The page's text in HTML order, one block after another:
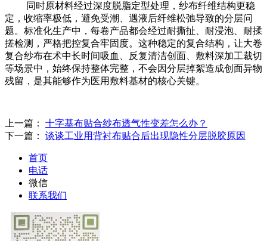
同时原材料经过深度脱脂定型处理，纱布纤维结构更稳
定，收缩率极低，避免受潮、遇液后纤维松弛导致的分层问
题。标准化生产中，每卷产品都会经过耐撕扯、耐浸泡、耐揉
搓检测，严格把控复合牢固度。这种稳定的复合结构，让大卷
复合纱布在术中长时间吸血、反复清洁创面、敷料深加工裁切
等场景中，始终保持整体完整，不会因分层掉絮造成创面异物
残留，是其能够作为医用敷料基材的核心关键。
上一篇： 十字基布贴合纱布透气性变差怎么办？
下一篇： 谈谈工业用背衬布贴合后出现隐性分层脱胶原因
首页
电话
微信
联系我们